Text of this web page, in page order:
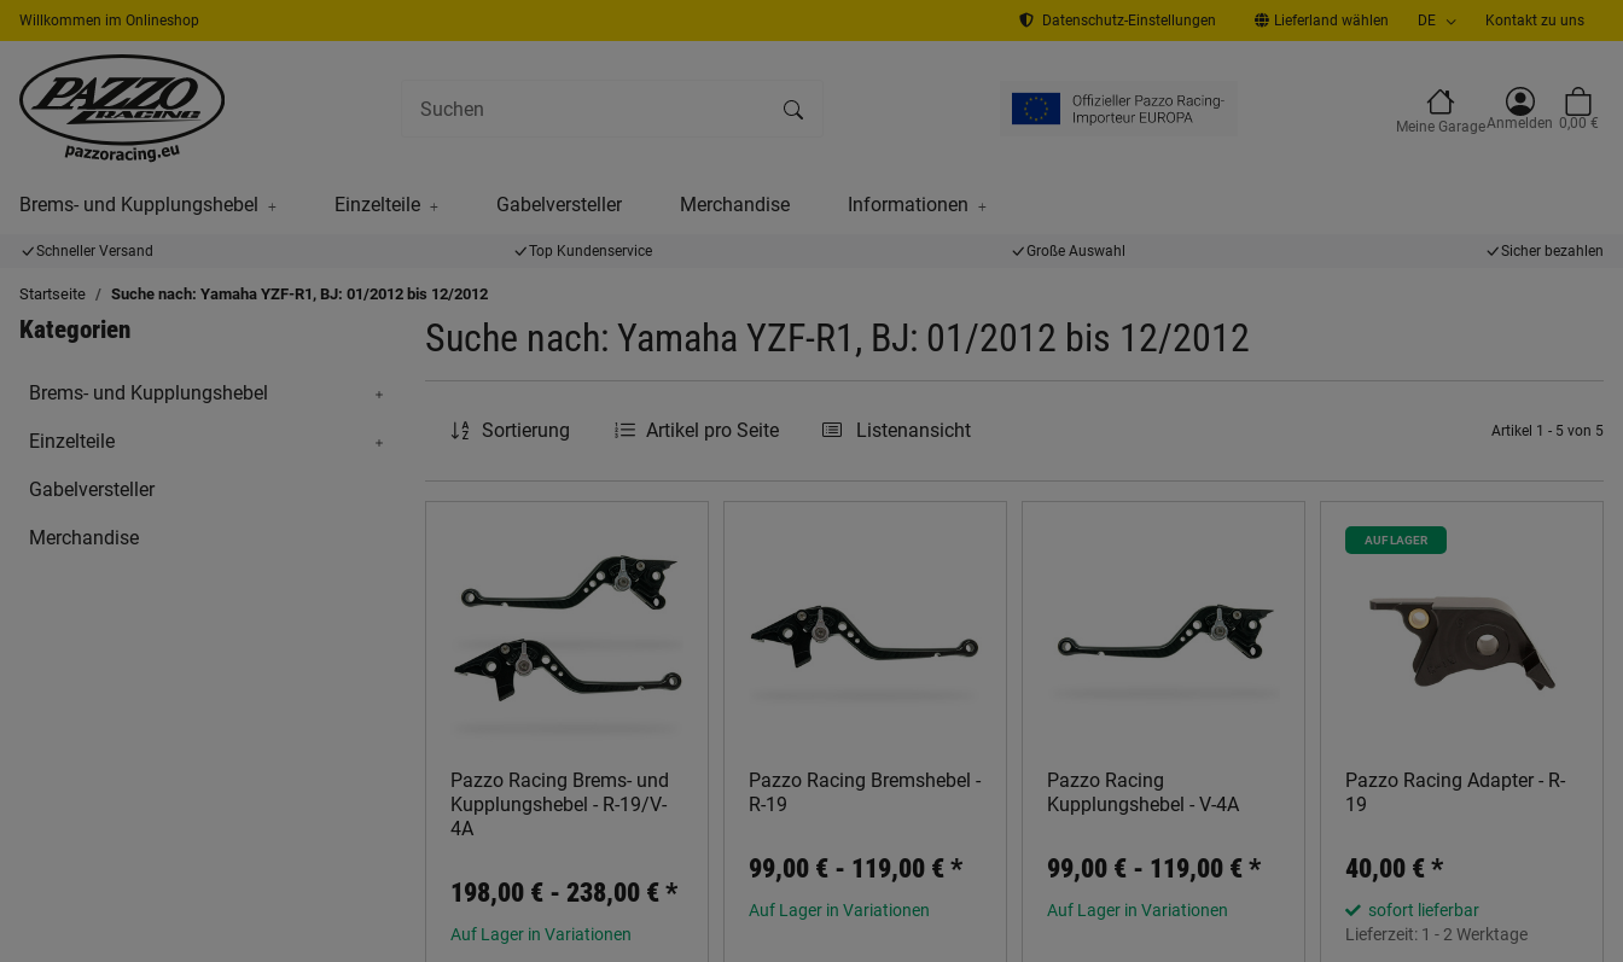
Willkommen im Onlineshop Datenschutz-Einstellungen Lieferland wählen DE Kontakt zu uns
Meine GarageAnmelden 0,00 €
Brems- und Kupplungshebel Einzelteile Gabelversteller Merchandise Informationen
Schneller Versand Top Kundenservice Große Auswahl Sicher bezahlen
Startseite Suche nach: Yamaha YZF-R1, BJ: 01/2012 bis 12/2012
Suche nach: Yamaha YZF-R1, BJ: 01/2012 bis 12/2012
Sortierung Artikel pro Seite Listenansicht Artikel 1 - 5 von 5
Pazzo Racing Brems- und
Kupplungshebel - R-19/V-
4A
198,00 € - 238,00 €*
Auf Lager in Variationen
Pazzo Racing Bremshebel -
R-19
99,00 € - 119,00 €*
Auf Lager in Variationen
Pazzo Racing
Kupplungshebel - V-4A
99,00 € - 119,00 €*
Auf Lager in Variationen
AUF LAGER
Pazzo Racing Adapter - R-
19
40,00 €*
sofort lieferbar
Lieferzeit: 1 - 2 Werktage
Kategorien
Brems- und Kupplungshebel
Einzelteile
Gabelversteller
Merchandise